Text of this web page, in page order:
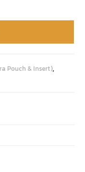
Pouch & Insert),